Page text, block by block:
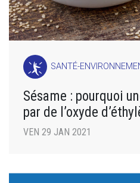
SANTÉ-
Sésame : pourquoi
par de l’oxyde
VEN 29 JAN 2021